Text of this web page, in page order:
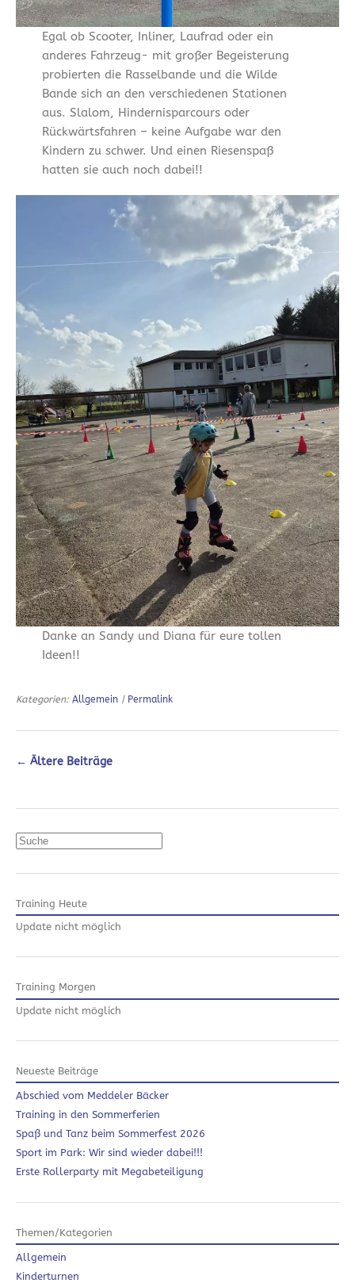
Egal ob Scooter, Inliner, Laufrad oder ein
anderes Fahrzeug- mit großer Begeisterung
probierten die Rasselbande und die Wilde
Bande sich an den verschiedenen Stationen
aus. Slalom, Hindernisparcours oder
Rückwärtsfahren – keine Aufgabe war den
Kindern zu schwer. Und einen Riesenspaß
hatten sie auch noch dabei!!
Danke an Sandy und Diana für eure tollen
Ideen!!
Kategorien: Allgemein | Permalink
← Ältere Beiträge
Suchen
Training Heute
Update nicht möglich
Training Morgen
Update nicht möglich
Neueste Beiträge
Abschied vom Meddeler Bäcker
Training in den Sommerferien
Spaß und Tanz beim Sommerfest 2026
Sport im Park: Wir sind wieder dabei!!!
Erste Rollerparty mit Megabeteiligung
Themen/Kategorien
Allgemein
Kinderturnen